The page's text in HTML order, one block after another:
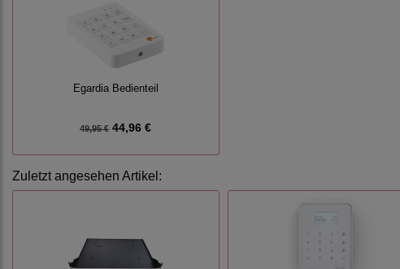
Egardia Bedienteil
49,95 €44,96 €
Zuletzt angesehen Artikel: